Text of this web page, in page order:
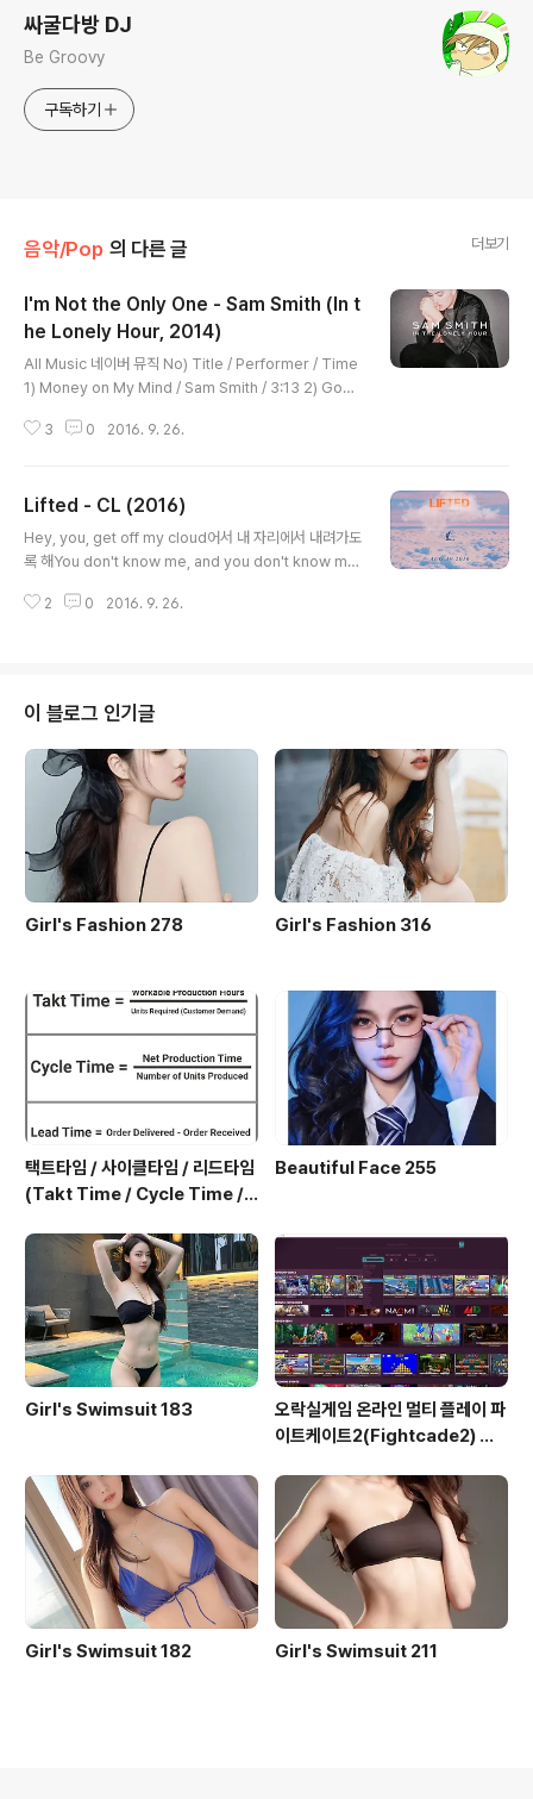
싸굴다방 DJ
Be Groovy
구독하기
음악/Pop 의 다른 글 더보기
I'm Not the Only One - Sam Smith (In t
he Lonely Hour, 2014)
All Music 네이버 뮤직 No) Title / Performer / Time
1) Money on My Mind / Sam Smith / 3:13 2) Good
mith / 2:52 4) Leave Your Lover / Sam Smith / 3:
n / Sam Smith / 2:47 8) Life Support / Sam Smith
/ 2:53 9) Not in That Way / Sam Smith / 2:52 10) L
ay Me Down /..
3 0 2016. 9. 26.
Lifted - CL (2016)
​Hey, you, get off my cloud어서 내 자리에서 내려가도
록 해You don't know me, and you don't know my
tin' lifted, never coming down이렇게 계속 붕 뜬 기
때려주네​Better run, when I come, what a bomb b
omb어서 도망치는게 좋아, 내가 등장할때면 마치 폭발이
일어나는 느낌이지Sippin' on coke and rum, gettin'
so drun..
2 0 2016. 9. 26.
이 블로그 인기글
Girl's Fashion 278 Girl's Fashion 316
택트타임 / 사이클타임 / 리드타임
(Takt Time / Cycle Time / L
Beautiful Face 255
Girl's Swimsuit 183
오락실게임 온라인 멀티 플레이 파
이트케이트2(Fightcade2) 설
Girl's Swimsuit 182 Girl's Swimsuit 211